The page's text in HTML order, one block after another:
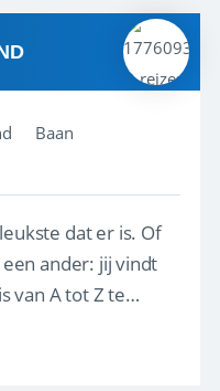
met IATA te m...
Baan
dat er is. Of
ander: jij vindt
van A tot Z te
plekjes op